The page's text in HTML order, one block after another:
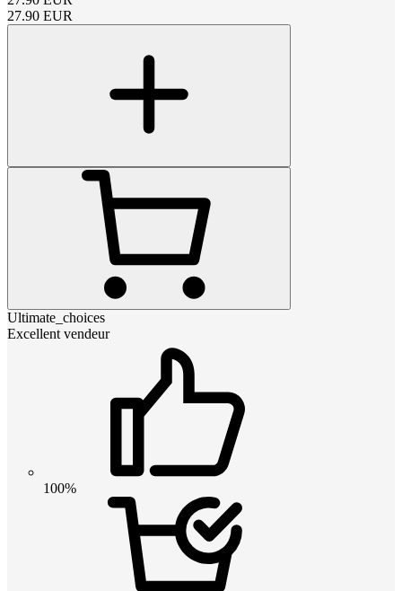
27.90 EUR
Ultimate_choices
Excellent vendeur
100%